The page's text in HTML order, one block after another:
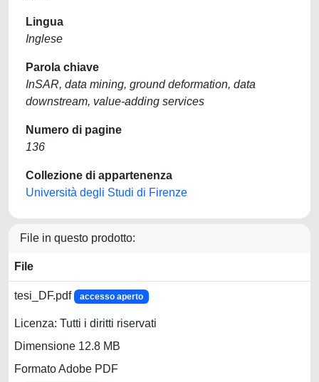
Lingua
Inglese
Parola chiave
InSAR, data mining, ground deformation, data
downstream, value-adding services
Numero di pagine
136
Collezione di appartenenza
Università degli Studi di Firenze
File in questo prodotto:
File
tesi_DF.pdf accesso aperto
Licenza: Tutti i diritti riservati
Dimensione 12.8 MB
Formato Adobe PDF